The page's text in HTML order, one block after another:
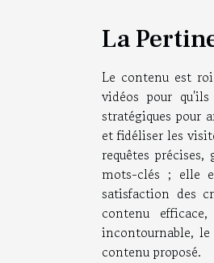
La
Le contenu est
vidéos pour
stratégiques pour
et fidéliser les
requêtes
mots-clés ; elle
satisfaction des
contenu
incontournable,
contenu proposé.